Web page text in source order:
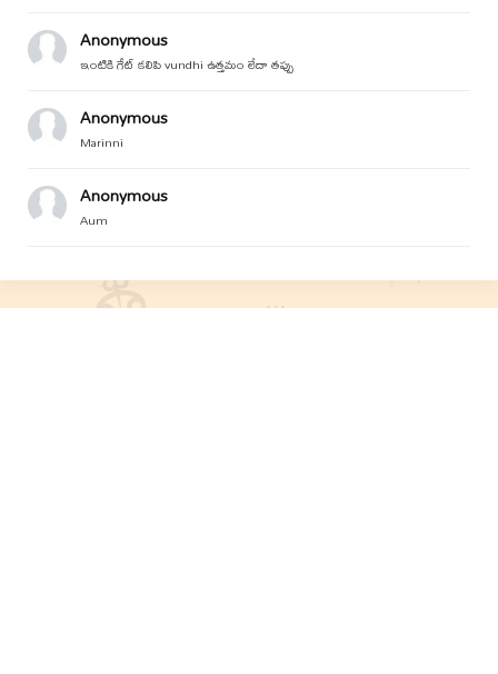
Anonymous
ఇంటికి గేట్ కలిపి vundhi ఉత్తమం లేదా తప్పు
Anonymous
Marinni
Anonymous
Aum